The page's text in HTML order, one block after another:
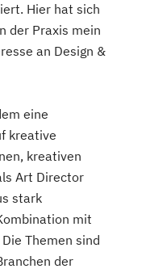
Hier hat sich
der Praxis mein
an Design &
eine
kreative
kreativen
Art Director
stark
mit
Themen sind
der